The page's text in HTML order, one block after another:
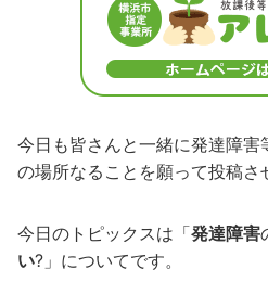
今日も皆さんと一緒に発達障
の場所なることを願って投稿さ
今日のトピックスは「発達障害
い?」についてです。